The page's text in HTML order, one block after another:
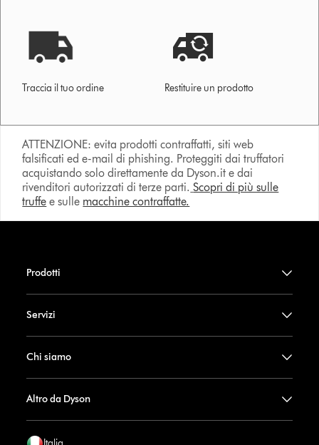
Traccia il tuo ordine Restituire un prodotto
ATTENZIONE: evita prodotti contraffatti, siti web
falsificati ed e-mail di phishing. Proteggiti dai truffatori
acquistando solo direttamente da Dyson.it e dai
rivenditori autorizzati di terze parti. Scopri di più sulle
truffe e sulle macchine contraffatte.
Prodotti
Servizi
Chi siamo
Altro da Dyson